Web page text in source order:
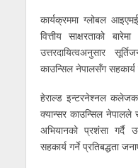
कार्यक्रममा ग्लोबल
वित्तीय साक्षरताको
उत्तरदायित्वअनुसार
काउन्सिल नेपालसँग सहकार्य
हेराल्ड इन्टरनेश्नल
क्यान्सर काउन्सिल नेपालले
अभियानको प्रशंसा गर्दै
सहकार्य गर्ने प्रतिबद्धता